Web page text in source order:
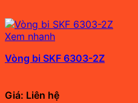
Xem nhanh
Vòng bi SKF 6303-2Z
Giá: Liên hệ